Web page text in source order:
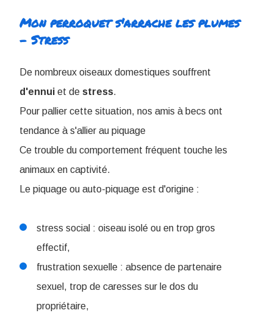
Mon perroquet s'arrache les plumes
- Stress
De nombreux oiseaux domestiques souffrent
d'ennui et de stress.
Pour pallier cette situation, nos amis à becs ont
tendance à s'allier au piquage
Ce trouble du comportement fréquent touche les
animaux en captivité.
Le piquage ou auto-piquage est d'origine :
stress social : oiseau isolé ou en trop gros
effectif,
frustration sexuelle : absence de partenaire
sexuel, trop de caresses sur le dos du
propriétaire,